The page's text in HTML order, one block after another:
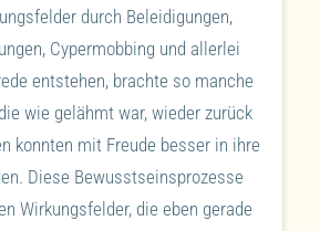
durch Beleidigungen,
Cypermobbing und allerlei
entstehen, brachte so manche
wie gelähmt war, wieder zurück
konnten mit Freude besser in ihre
Diese Bewusstseinsprozesse
Wirkungsfelder, die eben gerade